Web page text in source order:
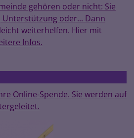
gehören oder nicht: Sie
oder... Dann
weiterhelfen. Hier mit
Infos.
Online-Spende. Sie werden auf